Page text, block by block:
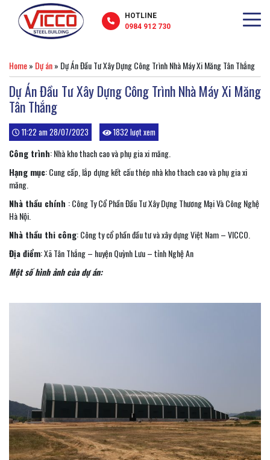
HOTLINE
0984 912 730
Home» Dự án» Dự Án Đầu Tư Xây Dựng Công Trình Nhà Máy Xi Măng Tân Thắng
Dự Án Đầu Tư Xây Dựng Công Trình Nhà Máy Xi Măng
Tân Thắng
11:22 am 28/07/2023 1832 lượt xem
Công trình: Nhà kho thach cao và phụ gia xi măng.
Hạng mục: Cung cấp, lắp dựng kết cấu thép nhà kho thach cao và phụ gia xi
măng.
Nhà thầu chính : Công Ty Cổ Phần Đầu Tư Xây Dựng Thương Mại Và Công Nghệ
Hà Nội.
Nhà thầu thi công: Công ty cổ phần đầu tư và xây dựng Việt Nam – VICCO.
Địa điểm: Xã Tân Thắng – huyện Quỳnh Lưu – tỉnh Nghệ An
Một số hình ảnh của dự án: